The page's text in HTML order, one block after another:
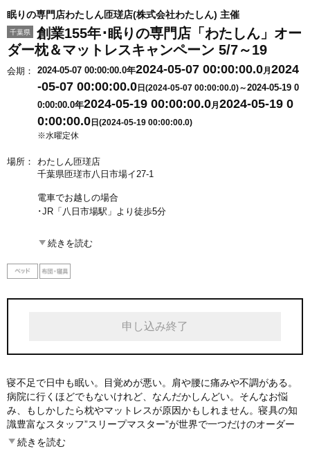
眠りの専門店わたしん匝瑳店(株式会社わたしん) 主催
千葉県
創業155年･眠りの専門店「わたしん」オー
ダー枕＆マットレスキャンペーン 5/7～19
会期： 2024-05-07 00:00:00.0年2024-05-07 00:00:00.0月2024
-05-07 00:00:00.0 日(2024-05-07 00:00:00.0)～2024-05-19 0
0:00:00.0年2024-05-19 00:00:00.0月2024-05-19 0
0:00:00.0 日(2024-05-19 00:00:00.0)
※水曜定休
場所：
わたしん匝瑳店
千葉県匝瑳市八日市場イ27-1
電車でお越しの場合
･JR「八日市場駅」より徒歩5分
お車でお越しの場合
続きを読む
申し込み終了
寝不足で日中も眠い。目覚めが悪い。肩や腰に痛みや不調がある。
病院に行くほどでもないけれど、なんだかしんどい。そんなお悩
み、もしかしたら枕やマットレスが原因かもしれません。寝具の知
識豊富なスタッフ”スリープマスター”が世界で一つだけのオーダー
メイド寝具や、高品質なマットレスの中から、一人一人にぴったり
続きを読む